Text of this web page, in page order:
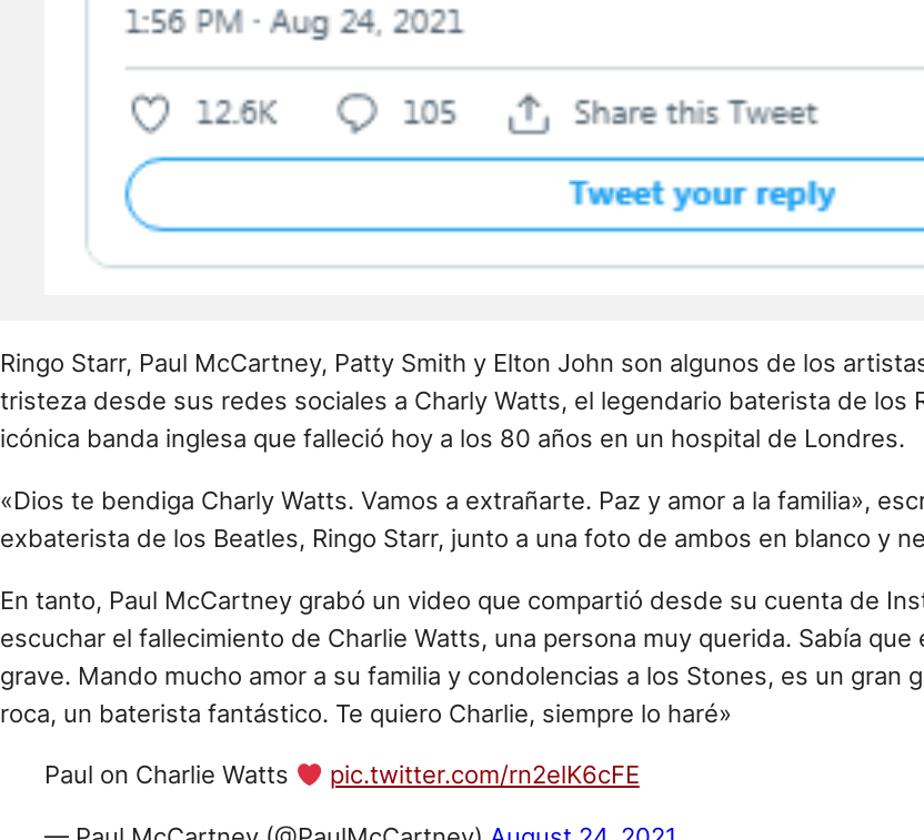
Ringo Starr, Paul McCartney, Patty Smith y Elton John son algunos de los
«Dios te bendiga Charly Watts. Vamos a extrañarte. Paz y amor a la familia»,
exbaterista de los Beatles, Ringo Starr, junto a una foto de ambos en blanco y
En tanto, Paul McCartney grabó un video que compartió desde su cuenta de
escuchar el fallecimiento de Charlie Watts, una persona muy querida. Sabía que
roca, un baterista fantástico. Te quiero Charlie, siempre lo haré»
Paul on Charlie Watts pic.twitter.com/rn2elK6cFE
— Paul McCartney (@PaulMcCartney)August 24, 2021
Elton John, debajo de una foto donde se lo ve junto a Watts, sonrientes y
el baterista definitivo. El más elegante de los hombres y una compañía brillante.